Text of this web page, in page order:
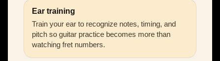
Ear training
Train your ear to recognize notes, timing, and
pitch so guitar practice becomes more than
watching fret numbers.